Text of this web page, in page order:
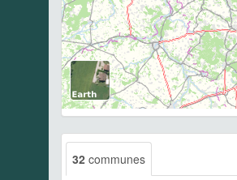
32 communes